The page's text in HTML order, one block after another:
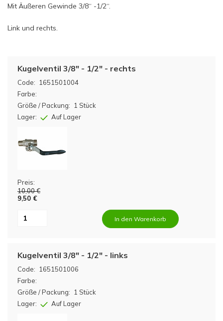
Mit Äußeren Gewinde 3/8“ -1/2“.
Link und rechts.
Code: 1651501004
Kugelventil 3/8" - 1/2" - rechts
Farbe:
Größe / Packung: 1 Stück
Lager:
Auf Lager
Preis:
10,00 €
9,50 €
In den Warenkorb
Code: 1651501006
Kugelventil 3/8" - 1/2" - links
Farbe:
Größe / Packung: 1 Stück
Lager:
Auf Lager